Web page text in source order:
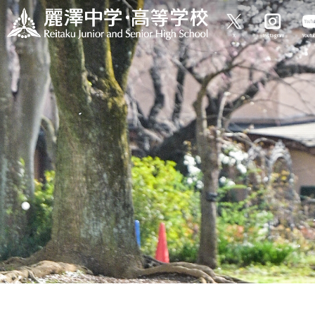
X Instagram